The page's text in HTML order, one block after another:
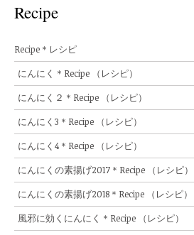
Recipe
Recipe＊レシピ
にんにく＊Recipe （レシピ）
にんにく２＊Recipe （レシピ）
にんにく3＊Recipe （レシピ）
にんにく4＊Recipe （レシピ）
にんにくの素揚げ2017＊Recipe （レシピ）
にんにくの素揚げ2018＊Recipe （レシピ）
風邪に効くにんにく＊Recipe （レシピ）